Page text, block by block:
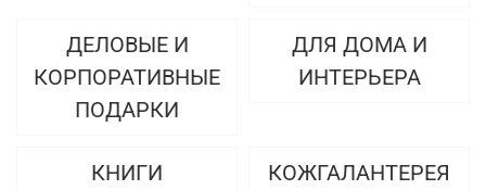
ДЕЛОВЫЕ И
КОРПОРАТИВНЫЕ
ПОДАРКИ
ДЛЯ ДОМА И
ИНТЕРЬЕРА
КНИГИ
КОЖГАЛАНТЕРЕЯ